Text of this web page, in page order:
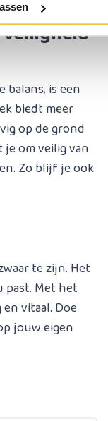
is een
biedt meer
op de grond
om veilig van
Zo blijf je ook
te zijn. Het
past. Met het
vitaal. Doe
jouw eigen